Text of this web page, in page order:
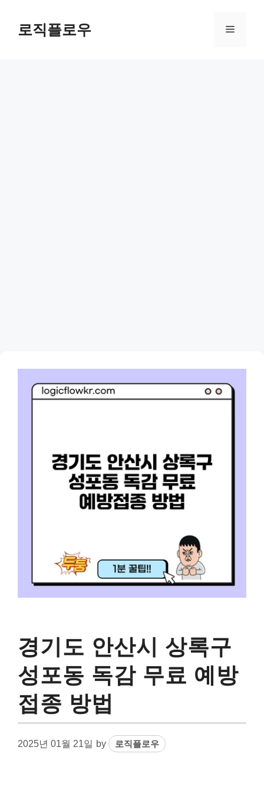
content로직플로우 Menu
경기도 안산시 상록구
성포동 독감 무료 예방
접종 방법
2025년 01월 21일 by 로직플로우